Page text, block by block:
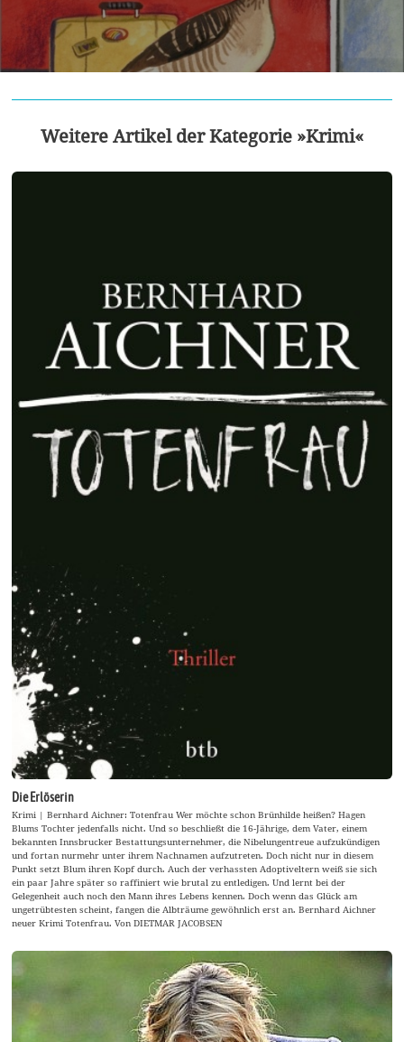
Weitere Artikel der Kategorie »Krimi«
Die Erlöserin
Krimi | Bernhard Aichner: Totenfrau Wer möchte schon Brünhilde heißen? Hagen
Blums Tochter jedenfalls nicht. Und so beschließt die 16-Jährige, dem Vater, einem
bekannten Innsbrucker Bestattungsunternehmer, die Nibelungentreue aufzukündigen
und fortan nurmehr unter ihrem Nachnamen aufzutreten. Doch nicht nur in diesem
Punkt setzt Blum ihren Kopf durch. Auch der verhassten Adoptiveltern weiß sie sich
ein paar Jahre später so raffiniert wie brutal zu entledigen. Und lernt bei der
Gelegenheit auch noch den Mann ihres Lebens kennen. Doch wenn das Glück am
ungetrübtesten scheint, fangen die Albträume gewöhnlich erst an. Bernhard Aichner
neuer Krimi Totenfrau. Von DIETMAR JACOBSEN